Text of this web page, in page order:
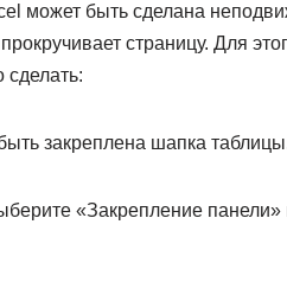
может быть сделана
страницу. Для
сделать:
закреплена шапка
«Закрепление